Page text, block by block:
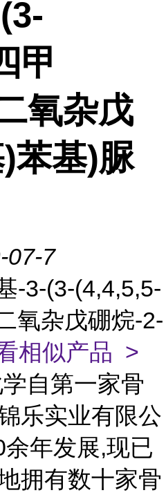
甲
氧杂戊
苯基)脲
07-7
-3-(3-(4,4,5,5-
氧杂戊硼烷-2-
相似产品 >
自第一家骨
乐实业有限公
年发展,现已
拥有数十家骨